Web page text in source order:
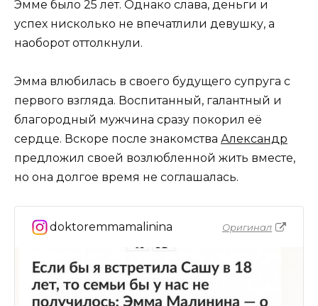
Эмме было 25 лет. Однако слава, деньги и
успех нисколько не впечатлили девушку, а
наоборот оттолкнули.
Эмма влюбилась в своего будущего супруга с
первого взгляда. Воспитанный, галантный и
благородный мужчина сразу покорил её
сердце. Вскоре после знакомства Александр
предложил своей возлюбленной жить вместе,
но она долгое время не соглашалась.
Оригинал
doktoremmamalinina